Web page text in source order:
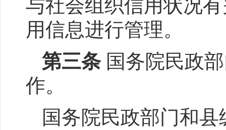
与社会组织信用状况
用信息进行管理。
第三条国务院民政
作。
国务院民政部门和